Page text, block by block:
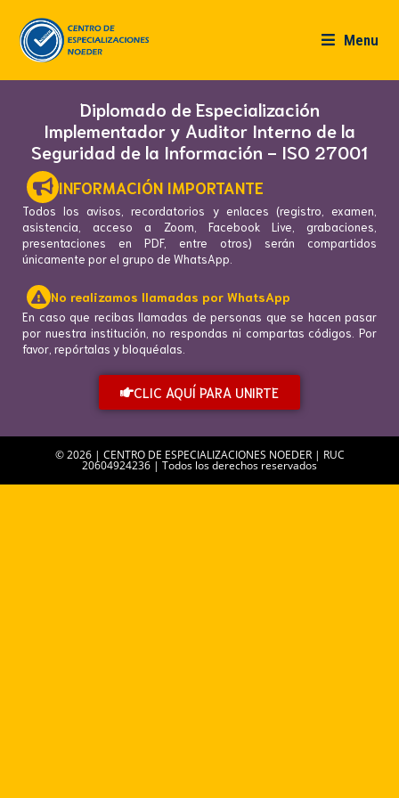
Menu
Diplomado de Especialización
Implementador y Auditor Interno de la
Seguridad de la Información - ISO 27001
INFORMACIÓN IMPORTANTE
Todos los avisos, recordatorios y enlaces (registro, examen,
asistencia, acceso a Zoom, Facebook Live, grabaciones,
presentaciones en PDF, entre otros) serán compartidos
únicamente por el grupo de WhatsApp.
No realizamos llamadas por WhatsApp
En caso que recibas llamadas de personas que se hacen pasar
por nuestra institución, no respondas ni compartas códigos. Por
favor, repórtalas y bloquéalas.
CLIC AQUÍ PARA UNIRTE
© 2026 | CENTRO DE ESPECIALIZACIONES NOEDER | RUC
20604924236 | Todos los derechos reservados